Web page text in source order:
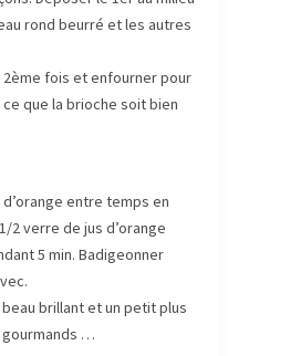
rond beurré et les autres
2ème fois et enfourner pour
ce que la brioche soit bien
entre temps en
2 verre de jus d’orange
5 min. Badigeonner
beau brillant et un petit plus
…